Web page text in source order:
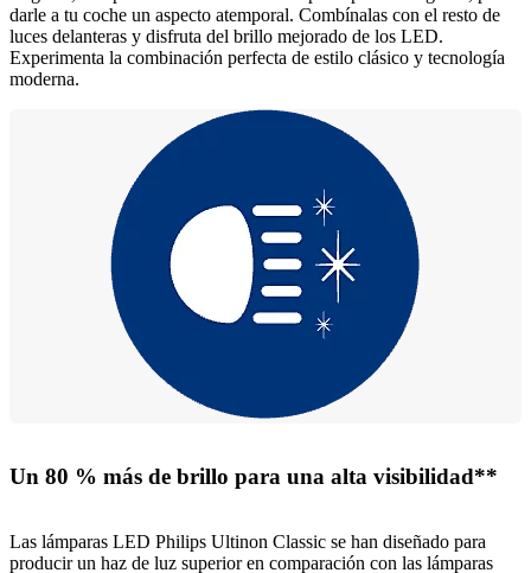
darle a tu coche un aspecto atemporal. Combínalas con el resto de
luces delanteras y disfruta del brillo mejorado de los LED.
Experimenta la combinación perfecta de estilo clásico y tecnología
moderna.
Un 80 % más de brillo para una alta visibilidad**
Las lámparas LED Philips Ultinon Classic se han diseñado para
producir un haz de luz superior en comparación con las lámparas